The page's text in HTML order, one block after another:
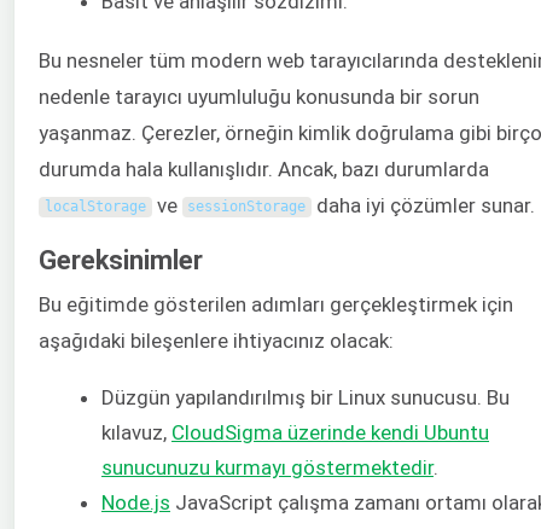
Bu nesneler tüm modern web tarayıcılarında
nedenle tarayıcı uyumluluğu konusunda bir sorun
yaşanmaz. Çerezler, örneğin kimlik doğrulama gibi
durumda hala kullanışlıdır. Ancak, bazı durumlarda
localStorage ve sessionStorage daha iyi çözümler sunar.
Gereksinimler
Bu eğitimde gösterilen adımları gerçekleştirmek için
aşağıdaki bileşenlere ihtiyacınız olacak:
Düzgün yapılandırılmış bir Linux sunucusu. Bu
kılavuz, CloudSigma üzerinde kendi Ubuntu
sunucunuzu kurmayı göstermektedir.
Node.js JavaScript çalışma zamanı ortamı